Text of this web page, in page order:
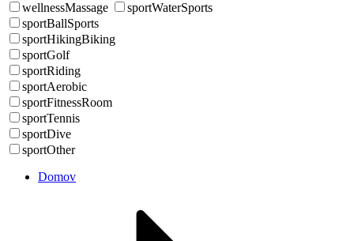
wellnessMassage
sportWaterSports
sportBallSports
sportHikingBiking
sportGolf
sportRiding
sportAerobic
sportFitnessRoom
sportTennis
sportDive
sportOther
Domov